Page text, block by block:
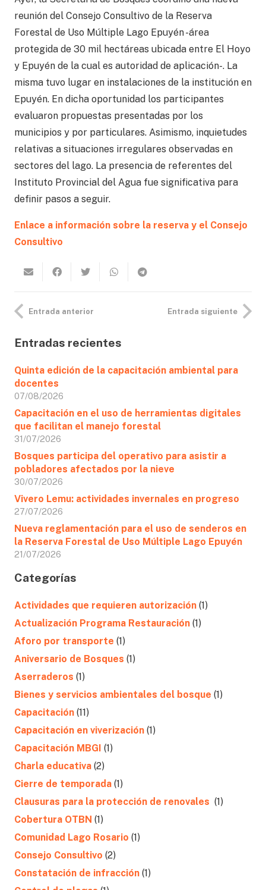
reunión del Consejo Consultivo de la Reserva
Forestal de Uso Múltiple Lago Epuyén -área
protegida de 30 mil hectáreas ubicada entre El Hoyo
y Epuyén de la cual es autoridad de aplicación-. La
misma tuvo lugar en instalaciones de la institución en
Epuyén. En dicha oportunidad los participantes
evaluaron propuestas presentadas por los
municipios y por particulares. Asimismo, inquietudes
relativas a situaciones irregulares observadas en
sectores del lago. La presencia de referentes del
Instituto Provincial del Agua fue significativa para
definir pasos a seguir.
Enlace a información sobre la reserva y el Consejo
Consultivo
Entrada anterior Entrada siguiente
Entradas recientes
Quinta edición de la capacitación ambiental para
docentes
07/08/2026
Capacitación en el uso de herramientas digitales
que facilitan el manejo forestal
31/07/2026
Bosques participa del operativo para asistir a
pobladores afectados por la nieve
30/07/2026
Vivero Lemu: actividades invernales en progreso
27/07/2026
Nueva reglamentación para el uso de senderos en
la Reserva Forestal de Uso Múltiple Lago Epuyén
21/07/2026
Categorías
Actividades que requieren autorización (1)
Actualización Programa Restauración (1)
Aforo por transporte (1)
Aniversario de Bosques (1)
Aserraderos (1)
Bienes y servicios ambientales del bosque (1)
Capacitación (11)
Capacitación en viverización (1)
Capacitación MBGI (1)
Charla educativa (2)
Cierre de temporada (1)
Clausuras para la protección de renovales (1)
Cobertura OTBN (1)
Comunidad Lago Rosario (1)
Consejo Consultivo (2)
Constatación de infracción (1)